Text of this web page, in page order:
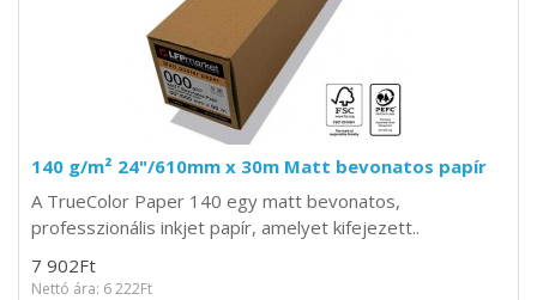
140 g/m² 24"/610mm x 30m Matt bevonatos papír
A TrueColor Paper 140 egy matt bevonatos,
professzionális inkjet papír, amelyet kifejezett..
7 902Ft
Nettó ára: 6 222Ft